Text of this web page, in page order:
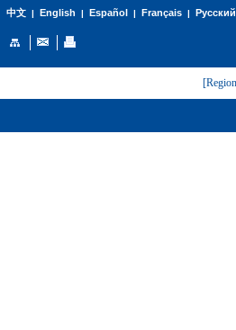
中文| English | Español | Français| Русский